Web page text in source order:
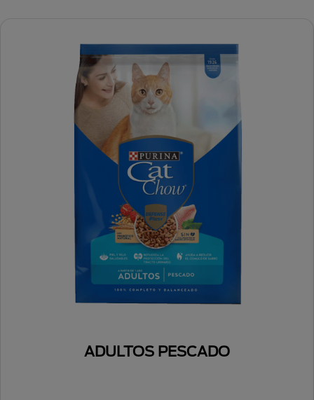
ADULTOS PESCADO